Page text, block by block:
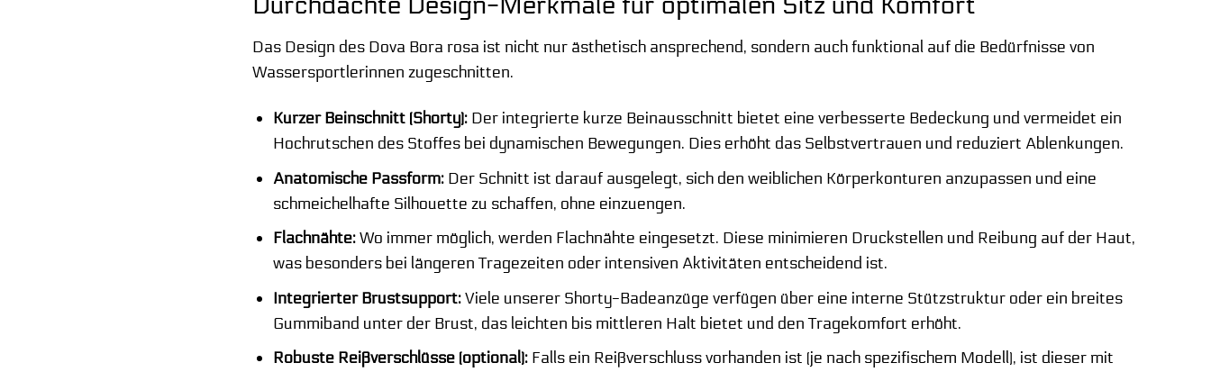
Das Design des Dova Bora rosa ist nicht nur ästhetisch ansprechend, sondern auch funktional auf die Bedürfnisse von
Wassersportlerinnen zugeschnitten.
Kurzer Beinschnitt (Shorty): Der integrierte kurze Beinausschnitt bietet eine verbesserte Bedeckung und vermeidet ein
Hochrutschen des Stoffes bei dynamischen Bewegungen. Dies erhöht das Selbstvertrauen und reduziert Ablenkungen.
Anatomische Passform: Der Schnitt ist darauf ausgelegt, sich den weiblichen Körperkonturen anzupassen und eine
schmeichelhafte Silhouette zu schaffen, ohne einzuengen.
Flachnähte:Wo immer möglich, werden Flachnähte eingesetzt. Diese minimieren Druckstellen und Reibung auf der Haut,
was besonders bei längeren Tragezeiten oder intensiven Aktivitäten entscheidend ist.
Integrierter Brustsupport:Viele unserer Shorty-Badeanzüge verfügen über eine interne Stützstruktur oder ein breites
Gummiband unter der Brust, das leichten bis mittleren Halt bietet und den Tragekomfort erhöht.
Robuste Reißverschlüsse (optional): Falls ein Reißverschluss vorhanden ist (je nach spezifischem Modell), ist dieser mit